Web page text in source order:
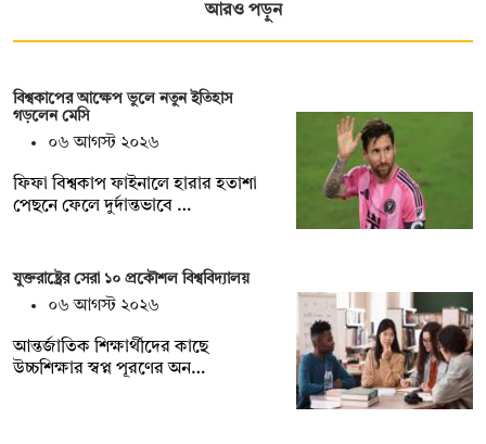
আরও পড়ুন
বিশ্বকাপের আক্ষেপ ভুলে নতুন ইতিহাস
গড়লেন মেসি
০৬ আগস্ট ২০২৬
ফিফা বিশ্বকাপ ফাইনালে হারার হতাশা
পেছনে ফেলে দুর্দান্তভাবে …
যুক্তরাষ্ট্রের সেরা ১০ প্রকৌশল বিশ্ববিদ্যালয়
০৬ আগস্ট ২০২৬
আন্তর্জাতিক শিক্ষার্থীদের কাছে
উচ্চশিক্ষার স্বপ্ন পূরণের অন…